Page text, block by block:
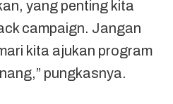
yang penting kita
campaign. Jangan
kita ajukan program
pungkasnya.